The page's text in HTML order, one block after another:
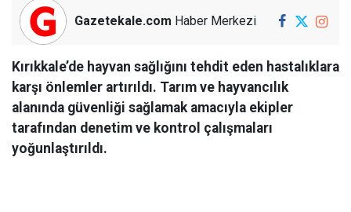
Gazetekale.com Haber Merkezi
Kırıkkale’de hayvan sağlığını tehdit eden hastalıklara
karşı önlemler artırıldı. Tarım ve hayvancılık
alanında güvenliği sağlamak amacıyla ekipler
tarafından denetim ve kontrol çalışmaları
yoğunlaştırıldı.